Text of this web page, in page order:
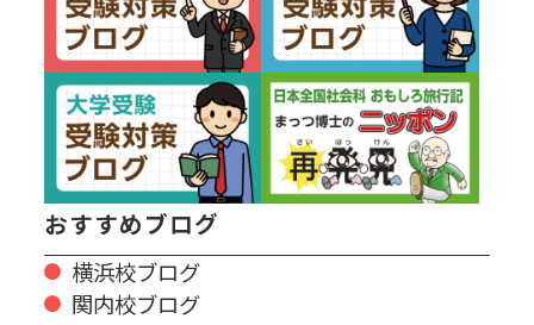
おすすめブログ
横浜校ブログ
関内校ブログ